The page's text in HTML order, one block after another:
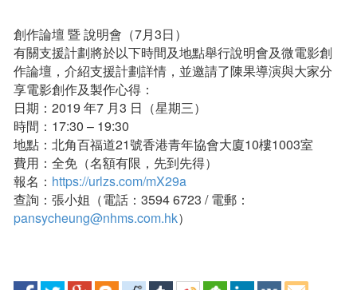
創作論壇 暨 說明會（7月3日）
有關支援計劃將於以下時間及地點舉行說明會及微電影創
作論壇，介紹支援計劃詳情，並邀請了陳果導演與大家分
享電影創作及製作心得：
日期：2019 年7 月3 日（星期三）
時間：17:30 – 19:30
地點：北角百福道21號香港青年協會大廈10樓1003室
費用：全免（名額有限，先到先得）
報名： https://urlzs.com/mX29a
查詢：張小姐（電話：3594 6723 / 電郵：
pansycheung@nhms.com.hk）